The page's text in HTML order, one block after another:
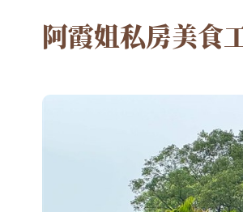
阿霞姐私房美食